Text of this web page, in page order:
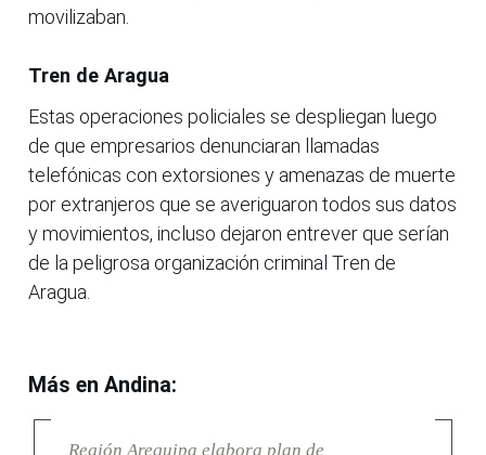
movilizaban.
Tren de Aragua
Estas operaciones policiales se despliegan luego
de que empresarios denunciaran llamadas
telefónicas con extorsiones y amenazas de muerte
por extranjeros que se averiguaron todos sus datos
y movimientos, incluso dejaron entrever que serían
de la peligrosa organización criminal Tren de
Aragua.
Más en Andina:
Región Arequipa elabora plan de